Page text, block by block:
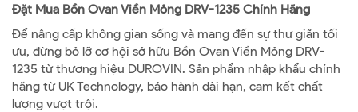
Đặt Mua Bồn Ovan Viền Mỏng DRV-1235 Chính Hãng
Để nâng cấp không gian sống và mang đến sự thư giãn tối
ưu, đừng bỏ lỡ cơ hội sở hữu Bồn Ovan Viền Mỏng DRV-
1235 từ thương hiệu DUROVIN. Sản phẩm nhập khẩu chính
hãng từ UK Technology, bảo hành dài hạn, cam kết chất
lượng vượt trội.